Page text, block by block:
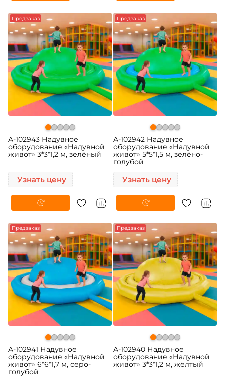
Предзаказ
A-102943 Надувное
оборудование «Надувной
живот» 3*3*1,2 м, зелёный
Узнать цену
Предзаказ
A-102942 Надувное
оборудование «Надувной
живот» 5*5*1,5 м, зелёно-
голубой
Узнать цену
Предзаказ
A-102941 Надувное
оборудование «Надувной
живот» 6*6*1,7 м, серо-
голубой
Предзаказ
A-102940 Надувное
оборудование «Надувной
живот» 3*3*1,2 м, жёлтый